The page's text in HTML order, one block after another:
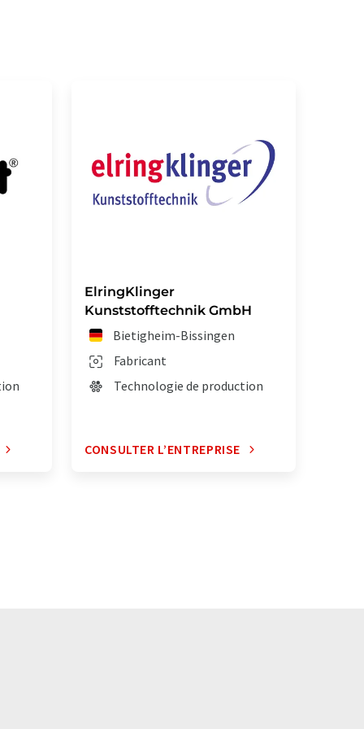
ElringKlinger
Kunststofftechnik GmbH
Bietigheim-Bissingen
Fabricant
Technologie de production
CONSULTER L’ENTREPRISE